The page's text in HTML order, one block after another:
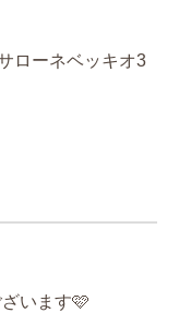
ローネベッキオ3
います🩷